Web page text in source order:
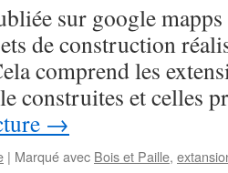
sur google
de construction
comprend les
construites et celles
→
| Marqué avec Bois et Paille,